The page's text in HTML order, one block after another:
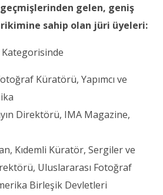
gelen, geniş
sahip olan jüri üyeleri:
Kategorisinde
Küratörü, Yapımcı ve
Direktörü, IMA Magazine,
Kıdemli Küratör, Sergiler ve
Uluslararası Fotoğraf
Birleşik Devletleri